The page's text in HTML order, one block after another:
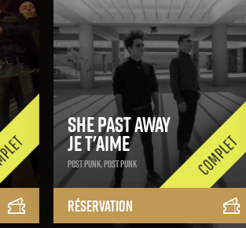
She past away
Je t'aime
Post Punk, Post Punk
Réservation